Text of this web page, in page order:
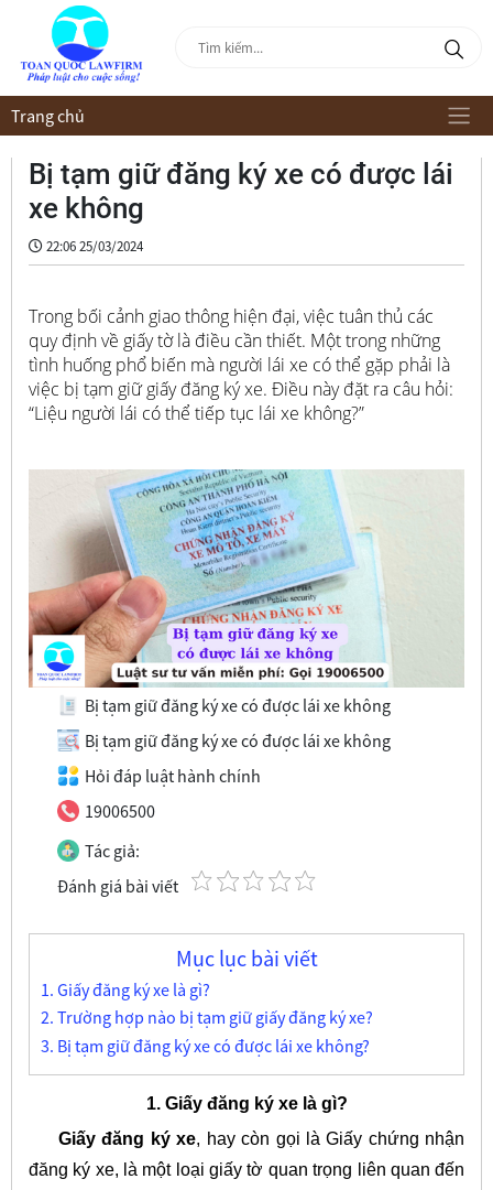
Trang chủ
Bị tạm giữ đăng ký xe có được lái
xe không
22:06 25/03/2024
Trong bối cảnh giao thông hiện đại, việc tuân thủ các
quy định về giấy tờ là điều cần thiết. Một trong những
tình huống phổ biến mà người lái xe có thể gặp phải là
việc bị tạm giữ giấy đăng ký xe. Điều này đặt ra câu hỏi:
“Liệu người lái có thể tiếp tục lái xe không?”
Bị tạm giữ đăng ký xe có được lái xe không
Bị tạm giữ đăng ký xe có được lái xe không
Hỏi đáp luật hành chính
19006500
Tác giả:
Đánh giá bài viết
Mục lục bài viết
1. Giấy đăng ký xe là gì?
2. Trường hợp nào bị tạm giữ giấy đăng ký xe?
3. Bị tạm giữ đăng ký xe có được lái xe không?
1. Giấy đăng ký xe là gì?
Giấy đăng ký xe, hay còn gọi là Giấy chứng nhận
đăng ký xe, là một loại giấy tờ quan trọng liên quan đến